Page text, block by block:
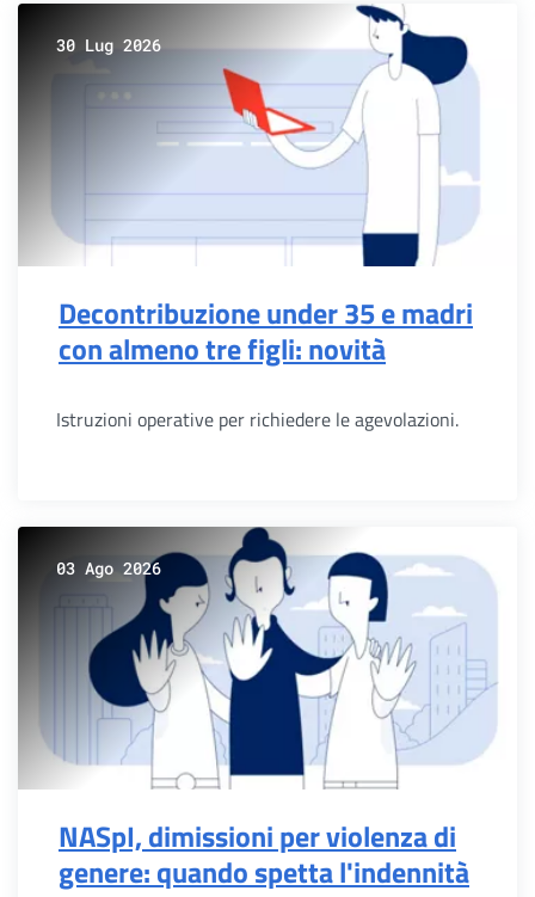
30 Lug 2026
Decontribuzione under 35 e madri
con almeno tre figli: novità
Istruzioni operative per richiedere le agevolazioni.
03 Ago 2026
NASpI, dimissioni per violenza di
genere: quando spetta l'indennità